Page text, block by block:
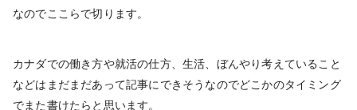
なのでここらで切ります。
カナダでの働き方や就活の仕方、生活、ぼんやり考えていること
などはまだまだあって記事にできそうなのでどこかのタイミング
でまた書けたらと思います。